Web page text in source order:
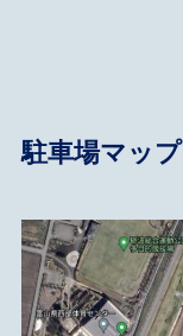
駐車場マップ